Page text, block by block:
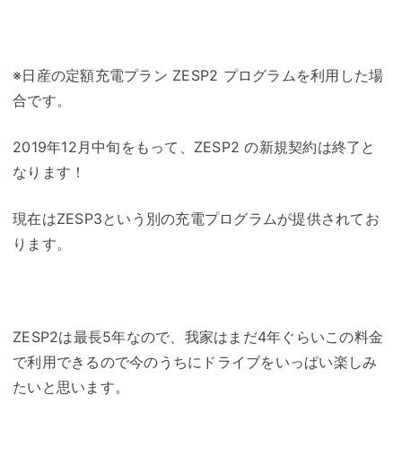
※日産の定額充電プラン ZESP2 プログラムを利用した場
合です。
2019年12月中旬をもって、ZESP2 の新規契約は終了と
なります！
現在はZESP3という別の充電プログラムが提供されてお
ります。
ZESP2は最長5年なので、我家はまだ4年ぐらいこの料金
で利用できるので今のうちにドライブをいっぱい楽しみ
たいと思います。